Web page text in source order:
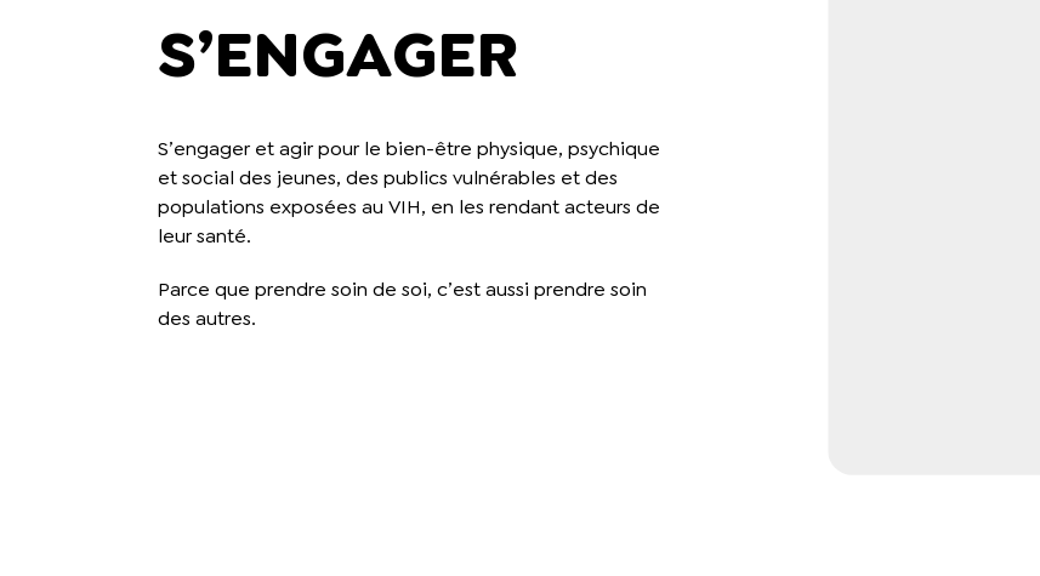
S’ENGAGER
S’engager et agir pour le bien-être physique, psychique
et social des jeunes, des publics vulnérables et des
populations exposées au VIH, en les rendant acteurs de
leur santé.
Parce que prendre soin de soi, c’est aussi prendre soin
des autres.